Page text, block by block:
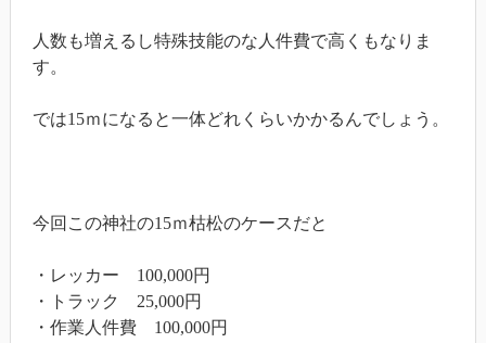
人数も増えるし特殊技能のな人件費で高くもなりま
す。
では15ｍになると一体どれくらいかかるんでしょう。
今回この神社の15ｍ枯松のケースだと
・レッカー 100,000円
・トラック 25,000円
・作業人件費 100,000円